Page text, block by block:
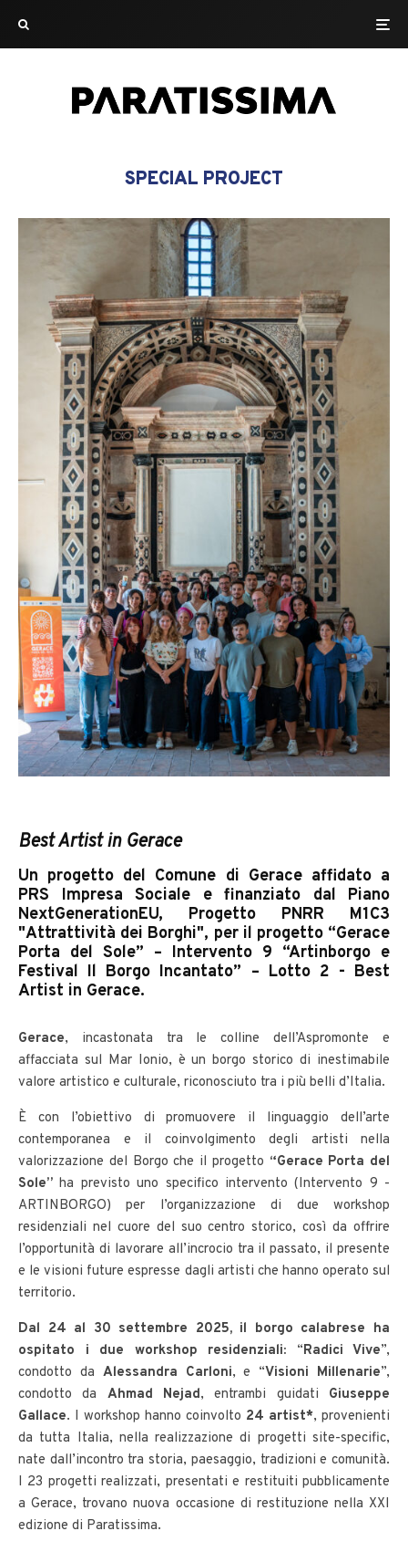
SPECIAL PROJECT
Best Artist in Gerace
Un progetto del Comune di Gerace affidato a
PRS Impresa Sociale e finanziato dal Piano
NextGenerationEU, Progetto PNRR M1C3
"Attrattività dei Borghi", per il progetto “Gerace
Porta del Sole” – Intervento 9 “Artinborgo e
Festival Il Borgo Incantato” – Lotto 2 - Best
Artist in Gerace.
Gerace, incastonata tra le colline dell’Aspromonte e
affacciata sul Mar Ionio, è un borgo storico di inestimabile
valore artistico e culturale, riconosciuto tra i più belli d’Italia.
È con l’obiettivo di promuovere il linguaggio dell’arte
contemporanea e il coinvolgimento degli artisti nella
valorizzazione del Borgo che il progetto “Gerace Porta del
Sole” ha previsto uno specifico intervento (Intervento 9 -
ARTINBORGO) per l’organizzazione di due workshop
residenziali nel cuore del suo centro storico, così da offrire
l’opportunità di lavorare all’incrocio tra il passato, il presente
e le visioni future espresse dagli artisti che hanno operato sul
territorio.
Dal 24 al 30 settembre 2025, il borgo calabrese ha
ospitato i due workshop residenziali: “Radici Vive”,
condotto da Alessandra Carloni, e “Visioni Millenarie”,
condotto da Ahmad Nejad, entrambi guidati Giuseppe
Gallace. I workshop hanno coinvolto 24 artist*, provenienti
da tutta Italia, nella realizzazione di progetti site-specific,
nate dall’incontro tra storia, paesaggio, tradizioni e comunità.
I 23 progetti realizzati, presentati e restituiti pubblicamente
a Gerace, trovano nuova occasione di restituzione nella XXI
edizione di Paratissima.